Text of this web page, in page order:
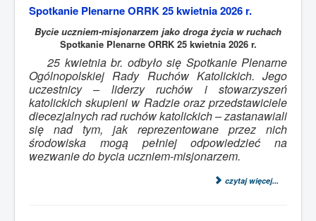
Spotkanie Plenarne ORRK 25 kwietnia 2026 r.
Bycie uczniem-misjonarzem jako droga życia w ruchach
Spotkanie Plenarne ORRK 25 kwietnia 2026 r.
25 kwietnia br. odbyło się Spotkanie Plenarne
Ogólnopolskiej Rady Ruchów Katolickich. Jego
uczestnicy – liderzy ruchów i stowarzyszeń
katolickich skupieni w Radzie oraz przedstawiciele
diecezjalnych rad ruchów katolickich – zastanawiali
się nad tym, jak reprezentowane przez nich
środowiska mogą pełniej odpowiedzieć na
wezwanie do bycia uczniem-misjonarzem.
czytaj więcej...